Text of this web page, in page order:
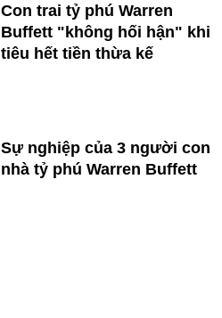
Con trai tỷ phú Warren
Buffett "không hối hận" khi
tiêu hết tiền thừa kế
Sự nghiệp của 3 người con
nhà tỷ phú Warren Buffett